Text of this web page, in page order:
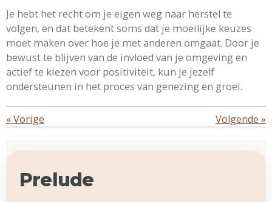
Je hebt het recht om je eigen weg naar herstel te
volgen, en dat betekent soms dat je moeilijke keuzes
moet maken over hoe je met anderen omgaat. Door je
bewust te blijven van de invloed van je omgeving en
actief te kiezen voor positiviteit, kun je jezelf
ondersteunen in het proces van genezing en groei.
«Vorige Volgende »
Prelude